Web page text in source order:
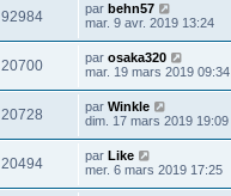
92984 par behn57
mar. 9 avr. 2019 13:24
20700 par osaka320
mar. 19 mars 2019 09:34
20728 par Winkle
dim. 17 mars 2019 19:09
20494 par Like
mer. 6 mars 2019 17:25